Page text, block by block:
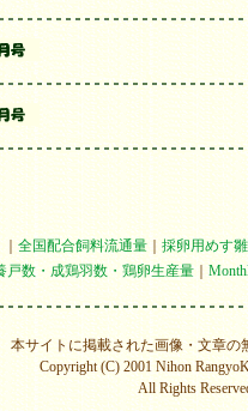
｜全国配合飼料流通量｜採卵用めす
戸数・成鶏羽数・鶏卵生産量 ｜
本サイトに掲載された画像・文章の
Copyright (C) 2001 Nihon
All Rights